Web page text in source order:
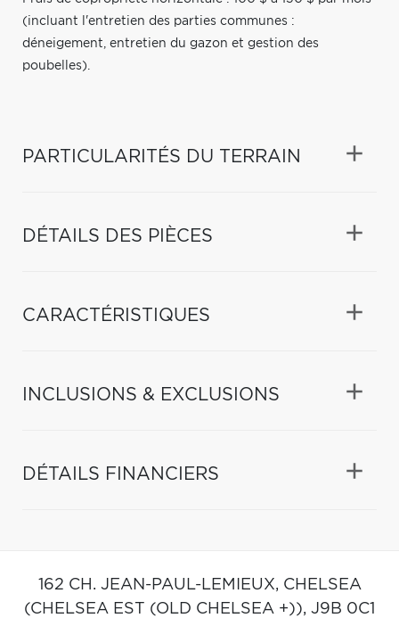
(incluant l'entretien des parties communes :
déneigement, entretien du gazon et gestion des
poubelles).
PARTICULARITÉS DU TERRAIN
DÉTAILS DES PIÈCES
CARACTÉRISTIQUES
INCLUSIONS & EXCLUSIONS
DÉTAILS FINANCIERS
162 CH. JEAN-PAUL-LEMIEUX, CHELSEA
(CHELSEA EST (OLD CHELSEA +)), J9B 0C1